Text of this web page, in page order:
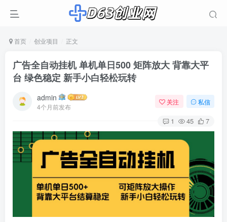
首页 创业项目 正文
广告全自动挂机 单机单日500 矩阵放大 背靠大平
台 绿色稳定 新手小白轻松玩转
admin
4个月前发布
关注 私信
1 45 7